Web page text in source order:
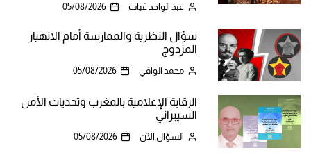
عبد الواحد غيات 05/08/2026
سؤال النظرية والممارسة أمام الانهيار
المزدوج
محمد الوافي 05/08/2026
الرقابة الإعلامية بالمغرب وتحديات الأمن
السيبراني
السؤال الآن 05/08/2026